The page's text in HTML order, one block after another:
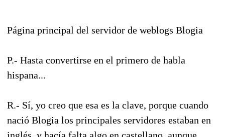
Página principal del servidor de weblogs Blogia
P.- Hasta convertirse en el primero de habla
hispana...
R.- Sí, yo creo que esa es la clave, porque cuando
nació Blogia los principales servidores estaban en